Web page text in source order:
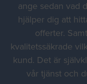
ange sedan vad
hjälper dig att
offerter.
kvalitetssäkrade
kund. Det är
vår tjänst och